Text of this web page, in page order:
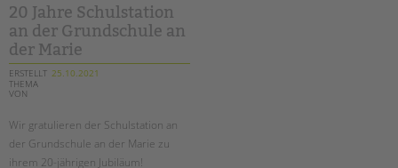
spuren
der
ehemals
geteilten
stadt
20 Jahre Schulstation
an der Grundschule an
der Marie
ERSTELLT 25.10.2021
THEMA
VON
Wir gratulieren der Schulstation an
der Grundschule an der Marie zu
ihrem 20-jährigen Jubiläum!